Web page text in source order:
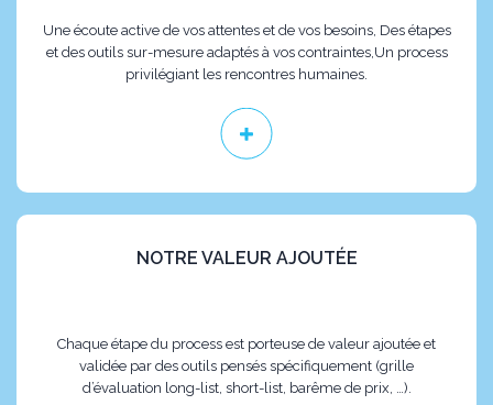
Une écoute active de vos attentes et de vos besoins, Des étapes
et des outils sur-mesure adaptés à vos contraintes,Un process
privilégiant les rencontres humaines.
NOTRE VALEUR AJOUTÉE
Chaque étape du process est porteuse de valeur ajoutée et
validée par des outils pensés spécifiquement (grille
d’évaluation long-list, short-list, barême de prix, …).